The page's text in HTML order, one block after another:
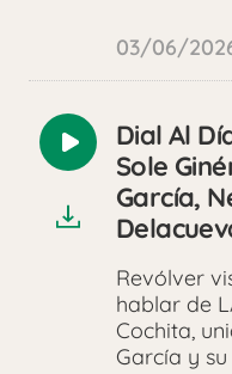
03/06/2026
Reproducir
audio
Dial Al
Sole
García,
Revólver
hablar de
Cochita,
García y